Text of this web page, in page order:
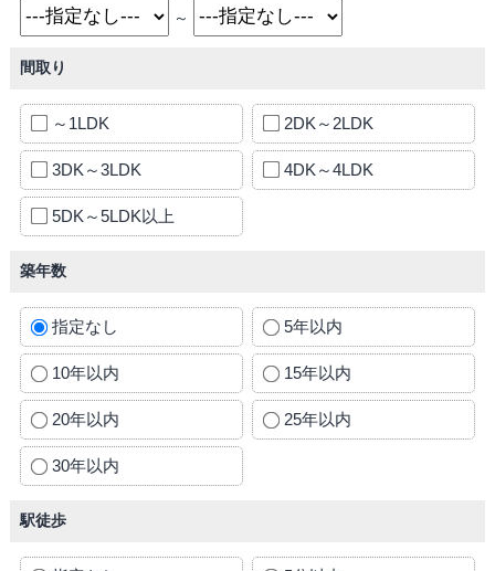
～
間取り
～1LDK 2DK～2LDK
3DK～3LDK 4DK～4LDK
5DK～5LDK以上
築年数
指定なし 5年以内
10年以内 15年以内
20年以内 25年以内
30年以内
駅徒歩